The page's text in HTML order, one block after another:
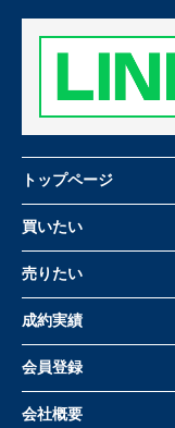
トップページ
買いたい
売りたい
成約実績
会員登録
会社概要